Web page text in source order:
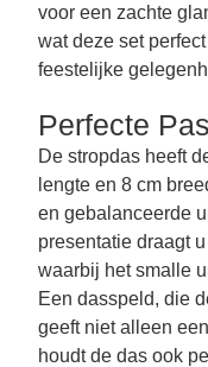
voor een zachte
wat deze set
feestelijke
Perfecte
De stropdas heeft
lengte en 8 cm
en gebalanceerde
presentatie draagt
waarbij het smalle
Een dasspeld, die
geeft niet alleen
houdt de das ook